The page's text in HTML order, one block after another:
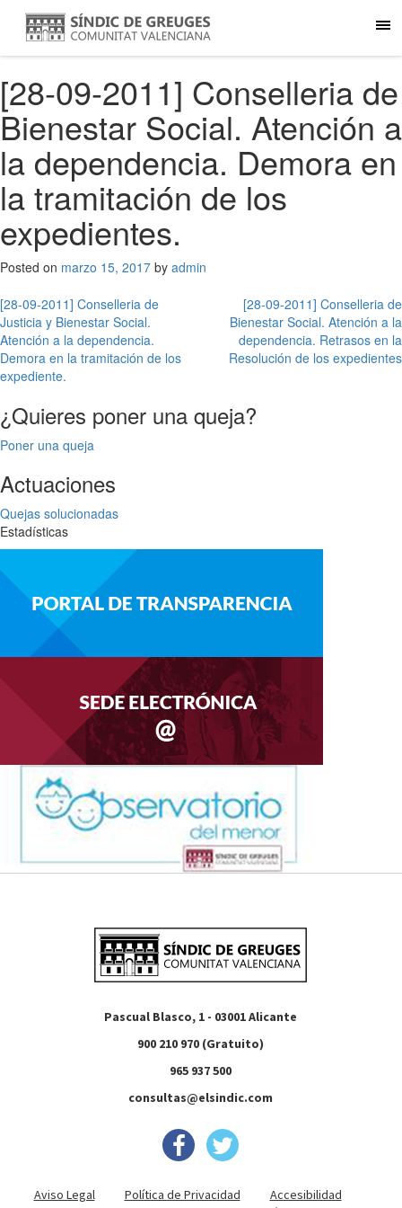
[28-09-2011] Conselleria de
Bienestar Social. Atención a
la dependencia. Demora en
la tramitación de los
expedientes.
Posted on marzo 15, 2017 by admin
Navegación
de
entradas
[28-09-2011] Conselleria de
Justicia y Bienestar Social.
Atención a la dependencia.
Demora en la tramitación de los
expediente.
[28-09-2011] Conselleria de
Bienestar Social. Atención a la
dependencia. Retrasos en la
Resolución de los expedientes
¿Quieres poner una queja?
Poner una queja
Actuaciones
Quejas solucionadas
Estadísticas
Pascual Blasco, 1 - 03001 Alicante
900 210 970 (Gratuito)
965 937 500
consultas@elsindic.com
Aviso Legal Política de Privacidad
Accesibilidad